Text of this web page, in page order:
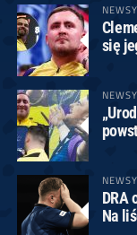
NEWSY
się
NEWSY
NEWSY
DRA
Na